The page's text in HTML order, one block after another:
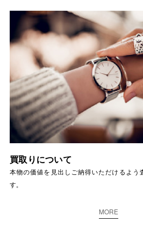
買取りについて
本物の価値を見出しご納得いただけるよう
す。
MORE